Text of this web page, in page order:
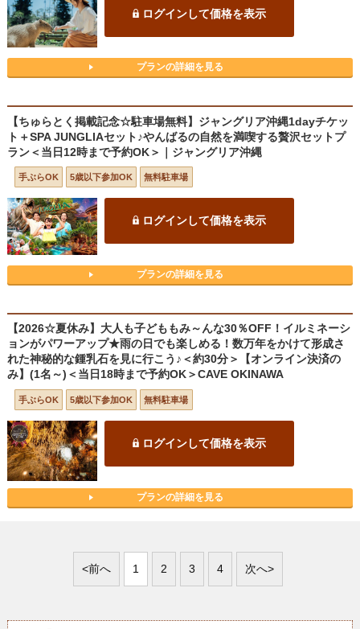
ログインして価格を表示
プランの詳細を見る
【ちゅらとく掲載記念☆駐車場無料】ジャングリア沖縄1dayチケッ
ト＋SPA JUNGLIAセット♪やんばるの自然を満喫する贅沢セットプ
ラン＜当日12時まで予約OK＞｜ジャングリア沖縄
手ぶらOK 5歳以下参加OK 無料駐車場
ログインして価格を表示
プランの詳細を見る
【2026☆夏休み】大人も子どももみ～んな30％OFF！イルミネーシ
ョンがパワーアップ★雨の日でも楽しめる！数万年をかけて形成さ
れた神秘的な鍾乳石を見に行こう♪＜約30分＞【オンライン決済の
み】(1名～)＜当日18時まで予約OK＞CAVE OKINAWA
手ぶらOK 5歳以下参加OK 無料駐車場
ログインして価格を表示
プランの詳細を見る
<前へ 1 2 3 4 次へ>